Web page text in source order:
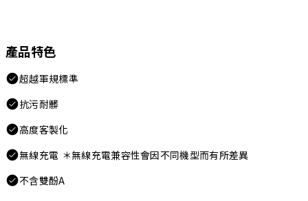
產品特色
超越軍規標準
抗污耐髒
高度客製化
無線充電 ＊無線充電兼容性會因不同機型而有所差異
不含雙酚A